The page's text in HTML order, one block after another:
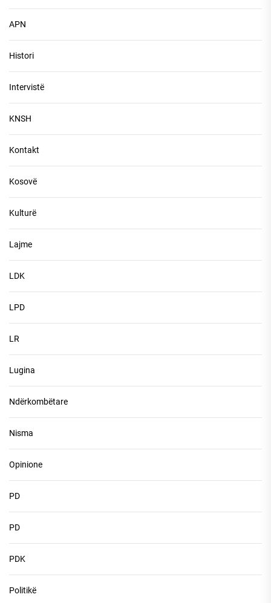
APN
Histori
Intervistë
KNSH
Kontakt
Kosovë
Kulturë
Lajme
LDK
LPD
LR
Lugina
Ndërkombëtare
Nisma
Opinione
PD
PD
PDK
Politikë